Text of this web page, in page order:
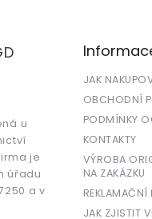
u
je
úřadu
a v
JAK
OBCHODNÍ
PODMÍNKY
KONTAKTY
VÝROBA
NA ZAKÁZKU
REKLAMAČNÍ
JAK ZJISTIT